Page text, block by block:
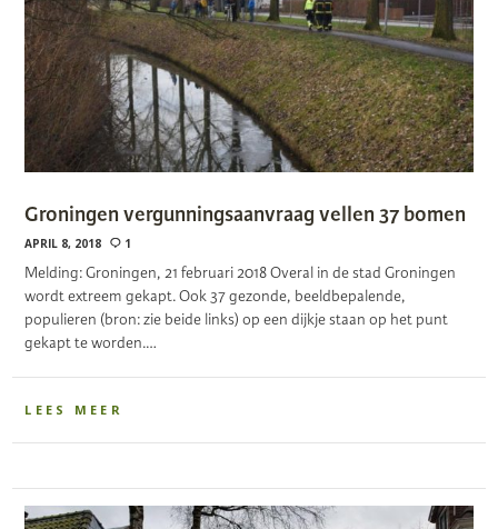
Groningen vergunningsaanvraag vellen 37 bomen
APRIL 8, 2018 1
Melding: Groningen, 21 februari 2018 Overal in de stad Groningen
wordt extreem gekapt. Ook 37 gezonde, beeldbepalende,
populieren (bron: zie beide links) op een dijkje staan op het punt
gekapt te worden.…
LEES MEER